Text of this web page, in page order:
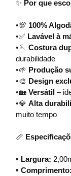
✨ Por que
•💯 100%
•✅ Lavável à
•🪡 Costura
durabilidade
•🌱 Produção
•🎨 Design
•🏡 Versátil –
•💎 Alta
muito tempo
📏
• Largura:
• Comprimento: